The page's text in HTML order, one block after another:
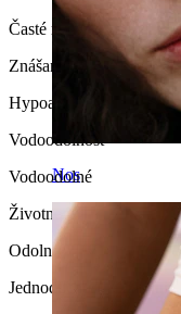
Nos
Časté nosenie
Znášanlivosť
Hypoalergénne
Vodoodolnosť
Vodoodolné
Životnosť
Odolné
Jednoduchosť vkladania